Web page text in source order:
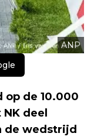
ANP
op de 10.000
deel
de wedstrijd